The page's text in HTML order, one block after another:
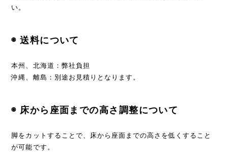
い。
◉ 送料について
本州、北海道：弊社負担
沖縄、離島：別途お見積りとなります。
◉ 床から座面までの高さ調整について
脚をカットすることで、床から座面までの高さを低くすること
が可能です。